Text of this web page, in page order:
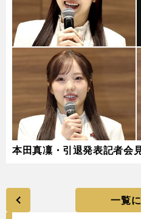
本田真凜・引退発表記者会
一覧